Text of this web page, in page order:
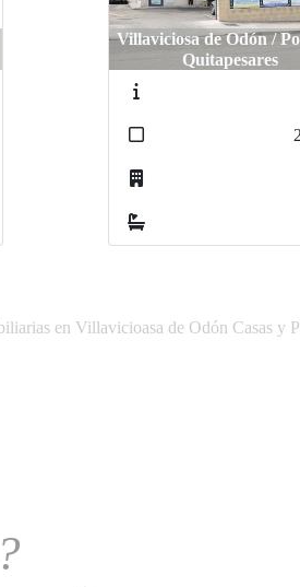
Villaviciosa de Odón /
Quitapesares
Villaviciosa de Odón /
Quitapesares
en Villavicioasa de Odón Casas y